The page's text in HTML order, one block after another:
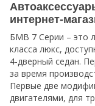
интернет-
БМВ 7 Серии – это
класса люкс,
4-дверный седан.
за время
Первые две
двигателями, для